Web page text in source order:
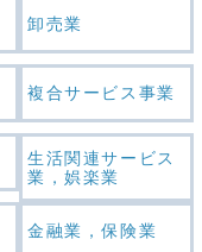
卸売業
複合サービス事業
生活関連サービス
業，娯楽業
金融業，保険業